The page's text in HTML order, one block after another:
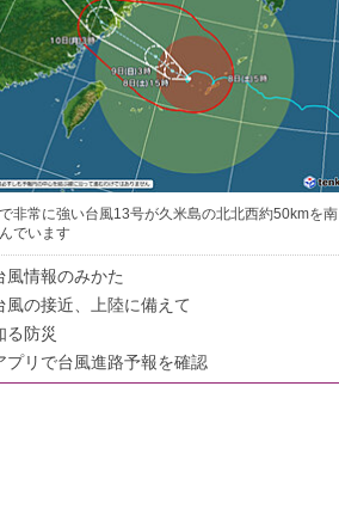
非常に強い台風13号が久米島の北北西約50kmを南
でいます
風情報のみかた
風の接近、上陸に備えて
る防災
プリで台風進路予報を確認